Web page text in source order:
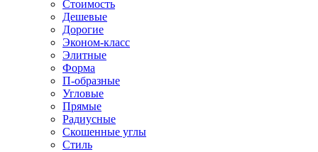
Стоимость
Дешевые
Дорогие
Эконом-класс
Элитные
Форма
П-образные
Угловые
Прямые
Радиусные
Скошенные углы
Стиль